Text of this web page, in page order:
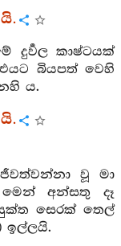
දුර්‍වල කාෂ්ටයක්
බියපත් වෙහි
ය.
වූ මා
අන්සතු දෑ
යුක්ත සෙරක් තෙල්
ඉල්ලයි.